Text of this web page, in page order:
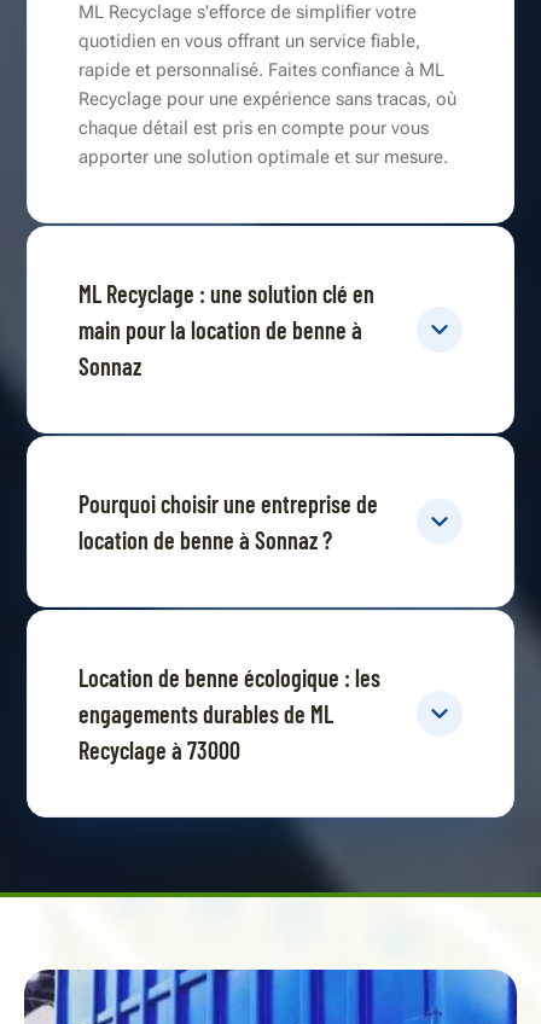
ML Recyclage s'efforce de simplifier votre
quotidien en vous offrant un service fiable,
rapide et personnalisé. Faites confiance à ML
Recyclage pour une expérience sans tracas, où
chaque détail est pris en compte pour vous
apporter une solution optimale et sur mesure.
ML Recyclage : une solution clé en
main pour la location de benne à
Sonnaz
Pourquoi choisir une entreprise de
location de benne à Sonnaz ?
Location de benne écologique : les
engagements durables de ML
Recyclage à 73000